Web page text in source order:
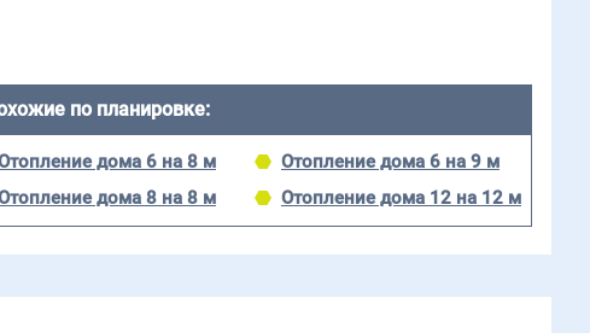
по планировке:
дома 6 на 8 м
Отопление дома 6 на 9 м
дома 8 на 8 м
Отопление дома 12 на 12 м